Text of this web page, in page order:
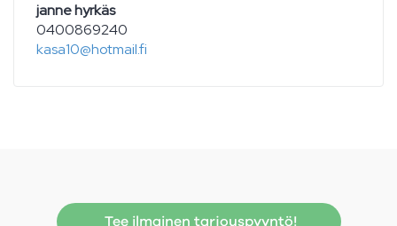
janne hyrkäs
0400869240
kasa10@hotmail.fi
Tee ilmainen tarjouspyyntö!